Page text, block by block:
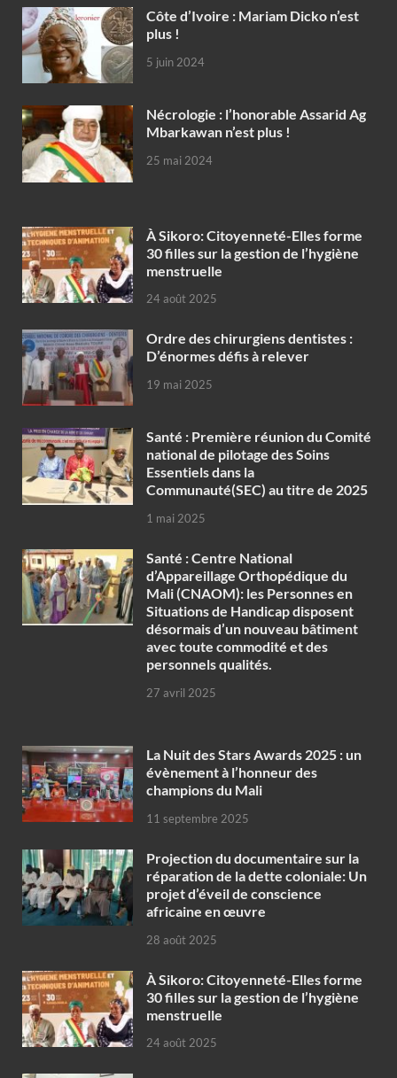
Côte d’Ivoire : Mariam Dicko n’est
plus !
5 juin 2024
Nécrologie : l’honorable Assarid Ag
Mbarkawan n’est plus !
25 mai 2024
À Sikoro: Citoyenneté-Elles forme
30 filles sur la gestion de l’hygiène
menstruelle
24 août 2025
Ordre des chirurgiens dentistes :
D’énormes défis à relever
19 mai 2025
Santé : Première réunion du Comité
national de pilotage des Soins
Essentiels dans la
Communauté(SEC) au titre de 2025
1 mai 2025
Santé : Centre National
d’Appareillage Orthopédique du
Mali (CNAOM): les Personnes en
Situations de Handicap disposent
désormais d’un nouveau bâtiment
avec toute commodité et des
personnels qualités.
27 avril 2025
‎La Nuit des Stars Awards 2025 : un
évènement à l’honneur des
champions du Mali
11 septembre 2025
Projection du documentaire sur la
réparation de la dette coloniale: Un
projet d’éveil de conscience
africaine en œuvre‎
28 août 2025
À Sikoro: Citoyenneté-Elles forme
30 filles sur la gestion de l’hygiène
menstruelle
24 août 2025